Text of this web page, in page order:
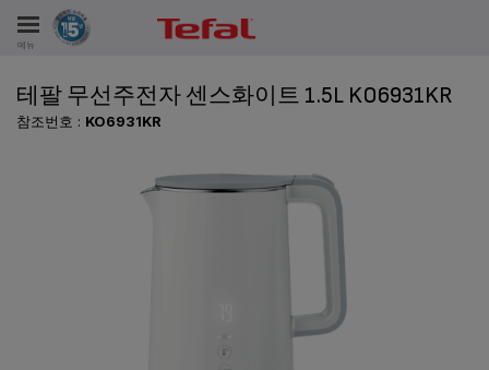
메뉴
테팔 무선주전자 센스화이트 1.5L KO6931KR
참조번호 : KO6931KR